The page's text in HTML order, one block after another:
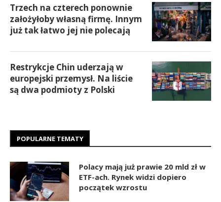
Trzech na czterech ponownie
założyłoby własną firmę. Innym
już tak łatwo jej nie polecają
Restrykcje Chin uderzają w
europejski przemysł. Na liście
są dwa podmioty z Polski
POPULARNE TEMATY
Polacy mają już prawie 20 mld zł w
ETF-ach. Rynek widzi dopiero
początek wzrostu